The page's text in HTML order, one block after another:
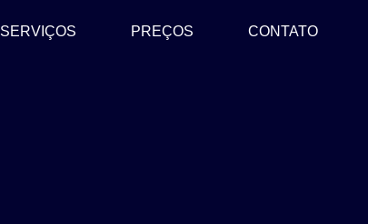
SERVIÇOS PREÇOS CONTATO